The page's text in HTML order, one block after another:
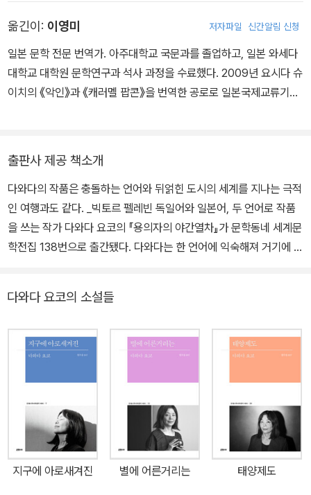
주하며 작품 활동을 이어가고 있다. 일본어와 독일어로 글을 쓰는 다
와다 요코는 자신의 작품에서 타민족의 문화와 구분되는 고유한 민족
문화에 대한 관념을 환상으로 비판하며 상호문화적 관점에서 문화적
교류와 전이를 다룬다. 다와다에게는 경계를 넘어서는 대신 경계 지
『헌등사』 『목욕탕』 『태양제도』 『지구에 아로새겨진』 『별에 어른거리
는』 『개 신랑 들이기』 『글자를 옮기는 사람』 『눈 속의 에튀드』 『변신』
등이 있다. 독일에서는 클라이스트상, 샤미소상, 괴테 메달 등을, 일본
에서는 아쿠타가와상, 군조 신인 문학상, 요미우리 문학상, 이즈미 교
카 문학상 등을 받았다.
옮긴이: 이영미 저자파일 신간알림 신청
일본 문학 전문 번역가. 아주대학교 국문과를 졸업하고, 일본 와세다
대학교 대학원 문학연구과 석사 과정을 수료했다. 2009년 요시다 슈
이치의 《악인》과 《캐러멜 팝콘》을 번역한 공로로 일본국제교류기금
잡문집》, 미야베 미유키의 《화차》 《솔로몬의 위증》, 이사카 코타로의
《불릿 트레인》 등이 있다.
출판사 제공 책소개
다와다의 작품은 충돌하는 언어와 뒤얽힌 도시의 세계를 지나는 극적
인 여행과도 같다. _빅토르 펠레빈 독일어와 일본어, 두 언어로 작품
을 쓰는 작가 다와다 요코의 『용의자의 야간열차』가 문학동네 세계문
학전집 138번으로 출간됐다. 다와다는 한 언어에 익숙해져 거기에 안
정사실이나 확실한 대상이라 믿는 것에 의문부호를 찍고 정체성의 경
가 잘 드러나 있는 소설이다. 소설 속에서 ‘당신’은 야간열차를 타고
않으며 여행자가 누구인지, 목적지가 어디인지조차 분명하지 않다.
그저 시간과 공간의 틀을 넘어 영원히 반복될 뿐이다. 언어와 언어 사
이의 경계를 걷는 작가 다와다 요코 일본에서 태어나 대학을 졸업하
자마자 독일로 떠났고, 독일어와 일본어로 작품을 쓰는 작가 다와다
요코. 그는 독일에 자리잡고 있지만 일 년 중 한 달은 일본에서, 한 달
은 미국에서 보낸다. 주로 사용하는 두 언어, 독일어와 일본어를 모두
다와다 요코의 소설들
지구에 아로새겨진 별에 어른거리는 태양제도